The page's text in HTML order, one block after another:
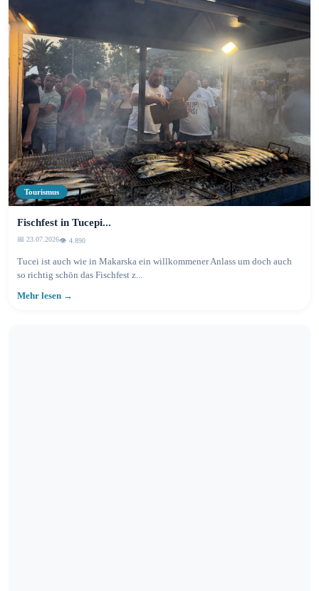
Tourismus
Fischfest in Tucepi...
📅 23.07.2026👁️ 4.895
Tucei ist auch wie in Makarska ein willkommener Anlass um doch auch
so richtig schön das Fischfest z...
Mehr lesen →